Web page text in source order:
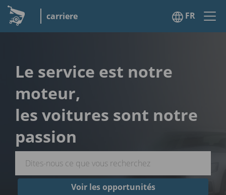
carriere FR
Le service est notre
moteur,
les voitures sont notre
passion
Voir les opportunités